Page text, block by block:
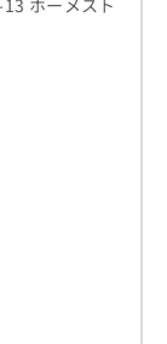
ホーメスト